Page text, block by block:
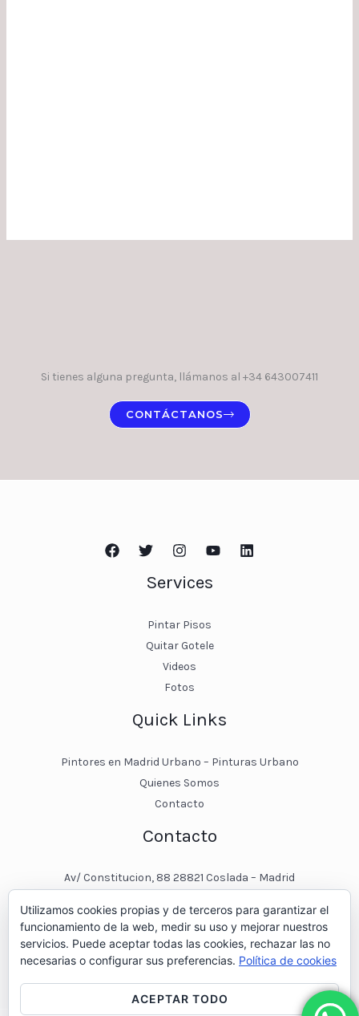
Si tienes alguna pregunta, llámanos al +34 643007411
CONTÁCTANOS
Services
Pintar Pisos
Quitar Gotele
Videos
Fotos
Quick Links
Pintores en Madrid Urbano – Pinturas Urbano
Quienes Somos
Contacto
Contacto
Av/ Constitucion, 88 28821 Coslada – Madrid
pinturasurbano@hotmail.es
+34 – 643 00 74 11
Utilizamos cookies propias y de terceros para garantizar el
funcionamiento de la web, medir su uso y mejorar nuestros
servicios. Puede aceptar todas las cookies, rechazar las no
necesarias o configurar sus preferencias. Política de cookies
ACEPTAR TODO